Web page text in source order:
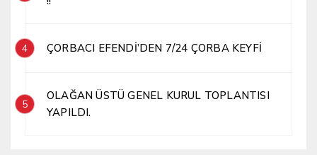
4 ÇORBACI EFENDİ’DEN 7/24 ÇORBA KEYFİ
5
OLAĞAN ÜSTÜ GENEL KURUL TOPLANTISI
YAPILDI.